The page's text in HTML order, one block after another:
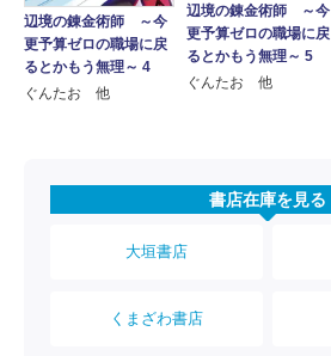
辺境の錬金術師 ～今
更予算ゼロの職場に戻
るとかもう無理～ 4
ぐんたお 他
辺境の錬金術師 ～今
更予算ゼロの職場に戻
るとかもう無理～ 5
ぐんたお 他
書店在庫を見る
大垣書店
くまざわ書店